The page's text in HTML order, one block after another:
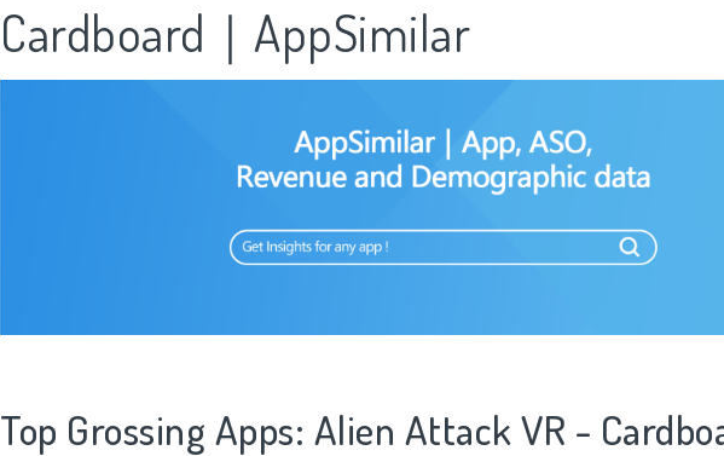
Cardboard｜AppSimilar
Top Grossing Apps: Alien Attack VR -